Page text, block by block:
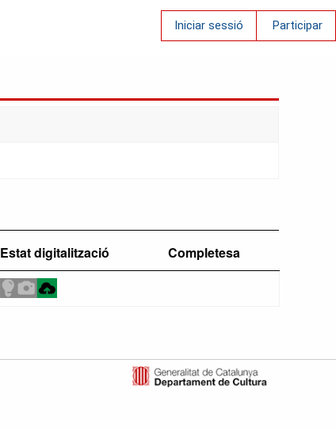
Iniciar sessió Participar
Estat digitalització Completesa